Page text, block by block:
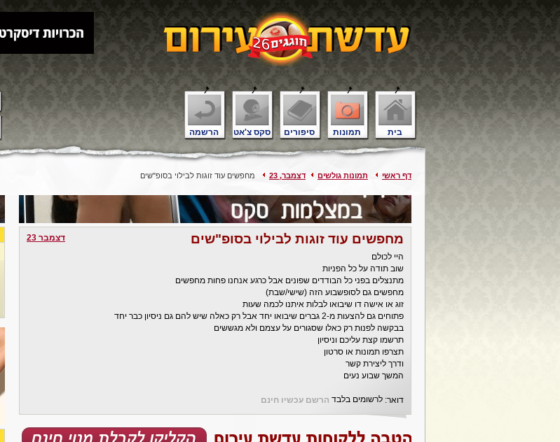
בית תמונות סיפורים סקס צ'אט הרשמה
דף ראשי תמונות גולשים דצמבר, 23 מחפשים עוד זוגות לבילוי בסופ"שים
מחפשים עוד זוגות לבילוי בסופ"שים
דצמבר 23
היי לכולם
שוב תודה על כל הפניות
מתנצלים בפני כל הבודדים שפונים אבל כרגע אנחנו פחות מחפשים
מחפשים גם לסופשבוע הזה (שישי/שבת)
זוג או אישה דו שיבואו לבלות איתנו לכמה שעות
פתוחים גם להצעות מ-2 גברים שיבואו יחד אבל רק כאלה שיש להם גם ניסיון כבר יחד
בבקשה לפנות רק כאלו שסגורים על עצמם ולא מגששים
תרשמו קצת עליכם וניסיון
תצרפו תמונות או סרטון
ודרך ליצירת קשר
המשך שבוע נעים
דואר: לרשומים בלבד הרשם עכשיו חינם